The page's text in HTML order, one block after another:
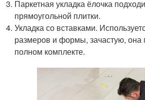
Паркетная укладка ёлочка
прямоугольной плитки.
Укладка со вставками.
размеров и формы, зачастую, она
полном комплекте.